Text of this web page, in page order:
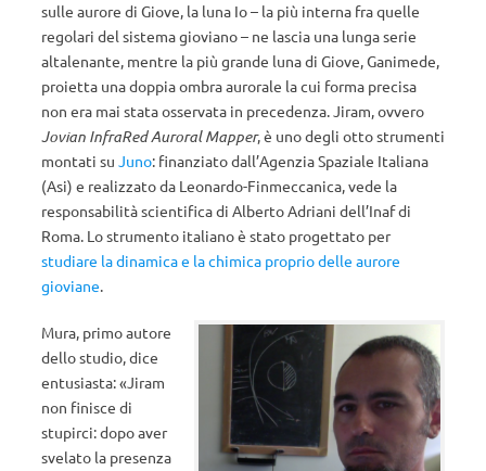
sulle aurore di Giove, la luna Io – la più interna fra quelle
regolari del sistema gioviano – ne lascia una lunga serie
altalenante, mentre la più grande luna di Giove, Ganimede,
proietta una doppia ombra aurorale la cui forma precisa
non era mai stata osservata in precedenza. Jiram, ovvero
Jovian InfraRed Auroral Mapper, è uno degli otto strumenti
montati su Juno: finanziato dall’Agenzia Spaziale Italiana
(Asi) e realizzato da Leonardo-Finmeccanica, vede la
responsabilità scientifica di Alberto Adriani dell’Inaf di
Roma. Lo strumento italiano è stato progettato per
studiare la dinamica e la chimica proprio delle aurore
gioviane.
Mura, primo autore
dello studio, dice
entusiasta: «Jiram
non finisce di
stupirci: dopo aver
svelato la presenza